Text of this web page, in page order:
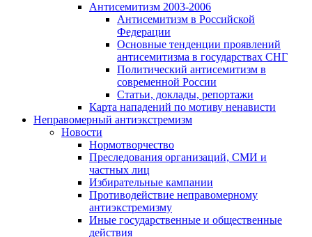
Антисемитизм 2003-2006
Антисемитизм в Российской
Федерации
Основные тенденции проявлений
антисемитизма в государствах СНГ
Политический антисемитизм в
современной России
Статьи, доклады, репортажи
Карта нападений по мотиву ненависти
Неправомерный антиэкстремизм
Новости
Нормотворчество
Преследования организаций, СМИ и
частных лиц
Избирательные кампании
Противодействие неправомерному
антиэкстремизму
Иные государственные и общественные
действия